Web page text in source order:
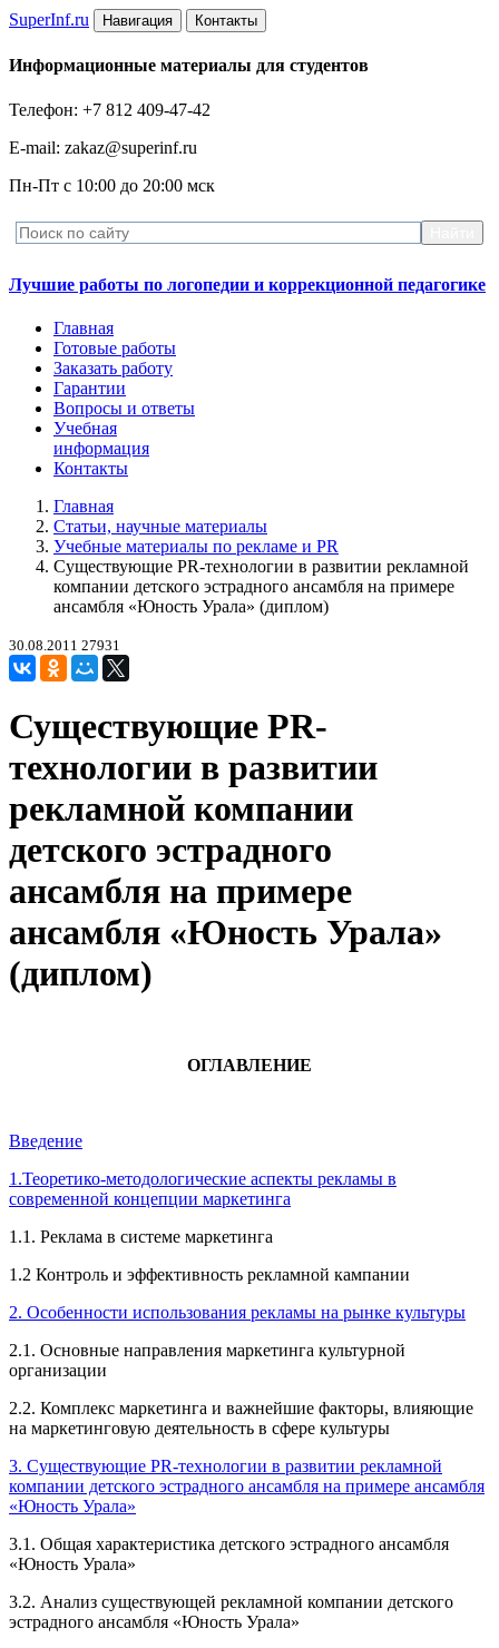
SuperInf.ru Навигация Контакты
Информационные материалы для студентов
Телефон: +7 812 409-47-42
E-mail: zakaz@superinf.ru
Пн-Пт с 10:00 до 20:00 мск
Лучшие работы по логопедии и коррекционной педагогике
Главная
Готовые работы
Заказать работу
Гарантии
Вопросы и ответы
Учебная
информация
Контакты
Главная
Статьи, научные материалы
Учебные материалы по рекламе и PR
Существующие PR-технологии в развитии рекламной
компании детского эстрадного ансамбля на примере
ансамбля «Юность Урала» (диплом)
30.08.2011 27931
Существующие PR-
технологии в развитии
рекламной компании
детского эстрадного
ансамбля на примере
ансамбля «Юность Урала»
(диплом)
ОГЛАВЛЕНИЕ
Введение
1.Теоретико-методологические аспекты рекламы в
современной концепции маркетинга
1.1. Реклама в системе маркетинга
1.2 Контроль и эффективность рекламной кампании
2. Особенности использования рекламы на рынке культуры
2.1. Основные направления маркетинга культурной
организации
2.2. Комплекс маркетинга и важнейшие факторы, влияющие
на маркетинговую деятельность в сфере культуры
3. Существующие PR-технологии в развитии рекламной
компании детского эстрадного ансамбля на примере ансамбля
«Юность Урала»
3.1. Общая характеристика детского эстрадного ансамбля
«Юность Урала»
3.2. Анализ существующей рекламной компании детского
эстрадного ансамбля «Юность Урала»